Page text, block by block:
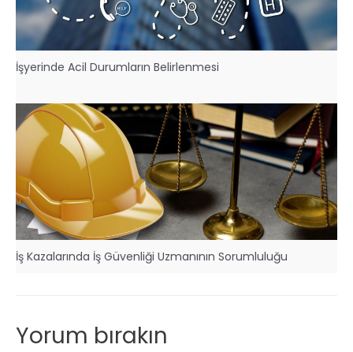
İşyerinde Acil Durumların Belirlenmesi
İş Kazalarında İş Güvenliği Uzmanının Sorumluluğu
Yorum bırakın